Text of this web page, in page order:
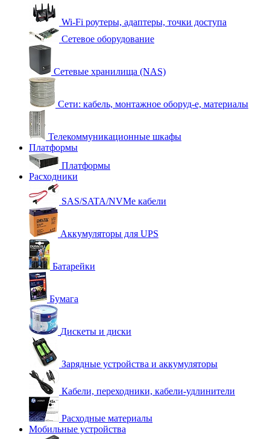
Wi-Fi роутеры, адаптеры, точки доступа
Сетевое оборудование
Сетевые хранилища (NAS)
Сети: кабель, монтажное оборуд-е, материалы
Телекоммуникационные шкафы
Платформы
Платформы
Расходники
SAS/SATA/NVMe кабели
Аккумуляторы для UPS
Батарейки
Бумага
Дискеты и диски
Зарядные устройства и аккумуляторы
Кабели, переходники, кабели-удлинители
Расходные материалы
Мобильные устройства